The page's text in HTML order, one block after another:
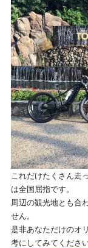
これだけたくさん走
は全国屈指です。
周辺の観光地とも合
せん。
是非あなただけのオ
考にしてみてください